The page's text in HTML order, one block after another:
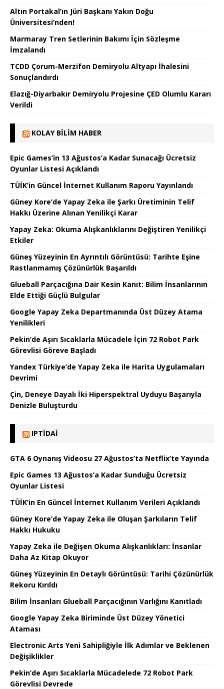
Altın Portakal’ın Jüri Başkanı Yakın Doğu
Üniversitesi’nden!
Marmaray Tren Setlerinin Bakımı İçin Sözleşme
İmzalandı
TCDD Çorum-Merzifon Demiryolu Altyapı İhalesini
Sonuçlandırdı
Elazığ-Diyarbakır Demiryolu Projesine ÇED Olumlu Kararı
Verildi
KOLAY BILIM HABER
Epic Games’in 13 Ağustos’a Kadar Sunacağı Ücretsiz
Oyunlar Listesi Açıklandı
TÜİK’in Güncel İnternet Kullanım Raporu Yayınlandı
Güney Kore’de Yapay Zeka ile Şarkı Üretiminin Telif
Hakkı Üzerine Alınan Yenilikçi Karar
Yapay Zeka: Okuma Alışkanlıklarını Değiştiren Yenilikçi
Etkiler
Güneş Yüzeyinin En Ayrıntılı Görüntüsü: Tarihte Eşine
Rastlanmamış Çözünürlük Başarıldı
Glueball Parçacığına Dair Kesin Kanıt: Bilim İnsanlarının
Elde Ettiği Güçlü Bulgular
Google Yapay Zeka Departmanında Üst Düzey Atama
Yenilikleri
Pekin’de Aşırı Sıcaklarla Mücadele İçin 72 Robot Park
Görevlisi Göreve Başladı
Yandex Türkiye’de Yapay Zeka ile Harita Uygulamaları
Devrimi
Çin, Deneye Dayalı İki Hiperspektral Uyduyu Başarıyla
Denizle Buluşturdu
IPTIDAI
GTA 6 Oynanış Videosu 27 Ağustos’ta Netflix’te Yayında
Epic Games 13 Ağustos’a Kadar Sunduğu Ücretsiz
Oyunlar Listesi
TÜİK’in En Güncel İnternet Kullanım Verileri Açıklandı
Güney Kore’de Yapay Zeka ile Oluşan Şarkıların Telif
Hakkı Hukuku
Yapay Zeka ile Değişen Okuma Alışkanlıkları: İnsanlar
Daha Az Kitap Okuyor
Güneş Yüzeyinin En Detaylı Görüntüsü: Tarihi Çözünürlük
Rekoru Kırıldı
Bilim İnsanları Glueball Parçacığının Varlığını Kanıtladı
Google Yapay Zeka Biriminde Üst Düzey Yönetici
Ataması
Electronic Arts Yeni Sahipliğiyle İlk Adımlar ve Beklenen
Değişiklikler
Pekin’de Aşırı Sıcaklarla Mücadelede 72 Robot Park
Görevlisi Devrede